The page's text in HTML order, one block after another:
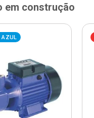
em construção
AZUL